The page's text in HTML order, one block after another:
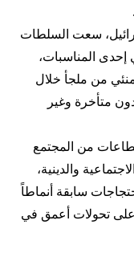
12 يوماً مع إسرائيل، سعت السلطات
إحدى المناسبات،
من ملجأ خلال
متأخرة وغير
من المجتمع
والدينية،
سابقة أنماطاً
على تحولات أعمق في